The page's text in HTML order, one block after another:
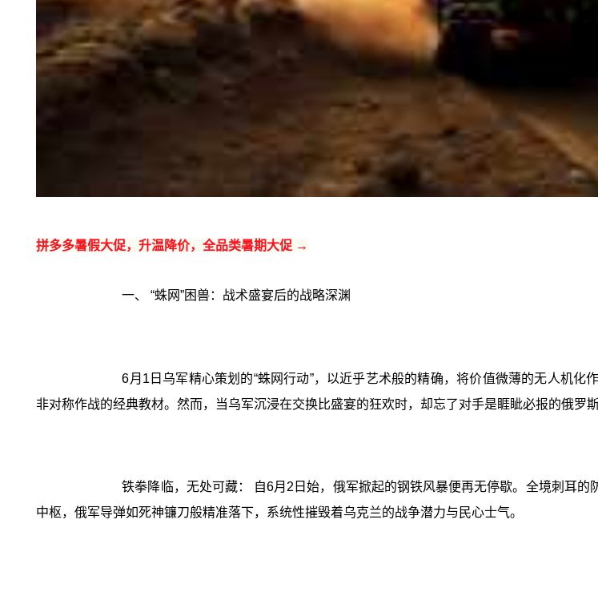
拼多多暑假大促，升温降价，全品类暑期大促 →
一、 “蛛网”困兽：战术盛宴后的战略深渊
6月1日乌军精心策划的“蛛网行动”，以近乎艺术般的精确，将价值微薄的无人机
非对称作战的经典教材。然而，当乌军沉浸在交换比盛宴的狂欢时，却忘了对手是睚眦必报的俄罗斯
铁拳降临，无处可藏： 自6月2日始，俄军掀起的钢铁风暴便再无停歇。全境刺耳
中枢，俄军导弹如死神镰刀般精准落下，系统性摧毁着乌克兰的战争潜力与民心士气。